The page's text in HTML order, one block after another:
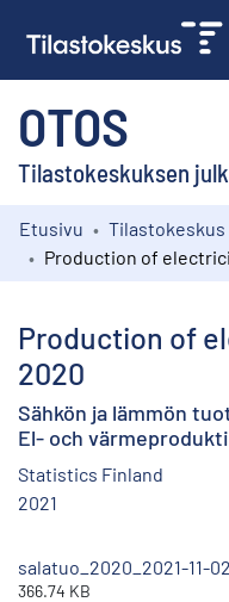
OTOS
Tilastokeskuksen
Kokoelmat
Etusivu Tilastokeskus
Production of
2020
Sähkön ja lämmön
El- och
Statistics Finland
2021
salatuo_2020_2021-11-
366.74 KB